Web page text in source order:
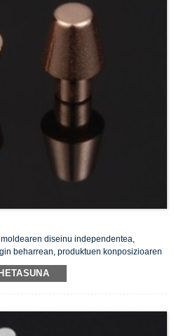
diseinu independentea,
beharrean, produktuen konposizioaren